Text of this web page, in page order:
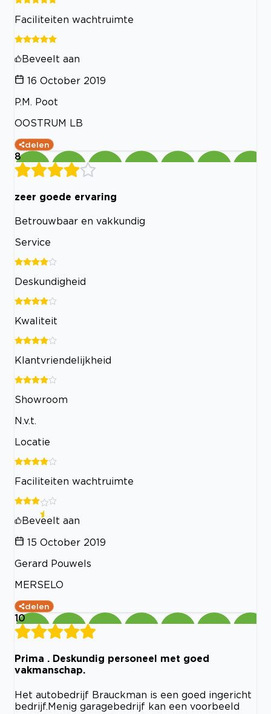
Faciliteiten wachtruimte
Beveelt aan
16 October 2019
P.M. Poot
OOSTRUM LB
delen
8
zeer goede ervaring
Betrouwbaar en vakkundig
Service
Deskundigheid
Kwaliteit
Klantvriendelijkheid
Showroom
N.v.t.
Locatie
Faciliteiten wachtruimte
Beveelt aan
15 October 2019
Gerard Pouwels
MERSELO
delen
10
Prima . Deskundig personeel met goed
vakmanschap.
Het autobedrijf Brauckman is een goed ingericht
bedrijf.Menig garagebedrijf kan een voorbeeld